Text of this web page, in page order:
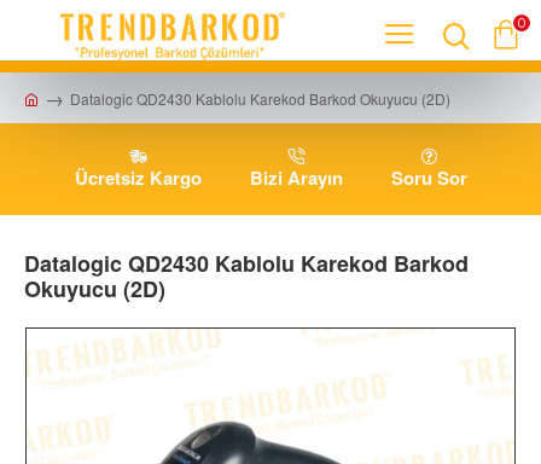
0
Datalogic QD2430 Kablolu Karekod Barkod Okuyucu (2D)
Ücretsiz Kargo Bizi Arayın Soru Sor
Datalogic QD2430 Kablolu Karekod Barkod
Okuyucu (2D)